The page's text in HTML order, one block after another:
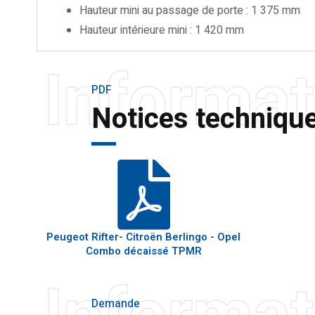
Hauteur mini au passage de porte : 1 375 mm
Hauteur intérieure mini : 1 420 mm
PDF
Notices
Peugeot Rifter- Citroën Berlingo - Opel
Combo décaissé TPMR
Demande